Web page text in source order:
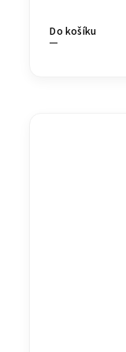
Do košíku